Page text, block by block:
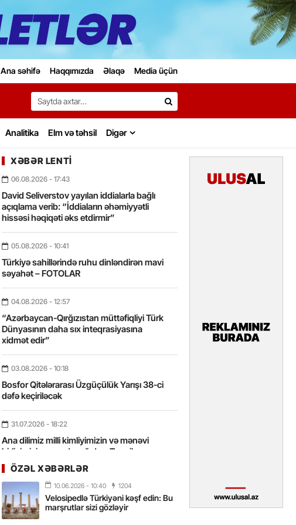
Ana səhifə Haqqımızda Əlaqə Media üçün
Search…
Analitika Elm və təhsil Digər
XƏBƏR LENTI
06.08.2026 - 17:43
David Seliverstov yayılan iddialarla bağlı
açıqlama verib: “İddiaların əhəmiyyətli
hissəsi həqiqəti əks etdirmir”
05.08.2026 - 10:41
Türkiyə sahillərində ruhu dinləndirən mavi
səyahət – FOTOLAR
04.08.2026 - 12:57
“Azərbaycan-Qırğızıstan müttəfiqliyi Türk
Dünyasının daha sıx inteqrasiyasına
xidmət edir”
03.08.2026 - 10:18
Bosfor Qitələrarası Üzgüçülük Yarışı 38-ci
dəfə keçiriləcək
31.07.2026 - 18:22
Ana dilimiz milli kimliyimizin və mənəvi
birliyimizin əsas dayağıdır – Tənzilə
Rüstəmxanlı
31.07.2026 - 16:58
Tarixin axarını yalnız böyük liderlər dəyişir
ÖZƏL XƏBƏRLƏR
10.06.2026 - 10:40 1204
Velosipedlə Türkiyəni kəşf edin: Bu
marşrutlar sizi gözləyir